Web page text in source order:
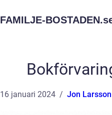
FAMILJE-BOSTADEN.
16 januari 2024 Jon Larsson